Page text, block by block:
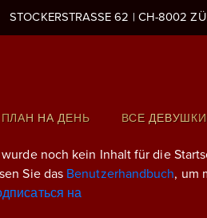
STOCKERSTRASSE 62 | CH-8002
Hauptnavigation
ПЛАН НА ДЕНЬ ВСЕ ДЕВУШКИ
wurde noch kein Inhalt für die
Sie das Benutzerhandbuch, um
на